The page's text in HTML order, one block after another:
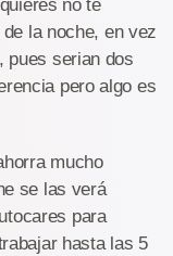
no te
la noche, en vez
pues serian dos
pero algo es
mucho
se las verá
para
hasta las 5